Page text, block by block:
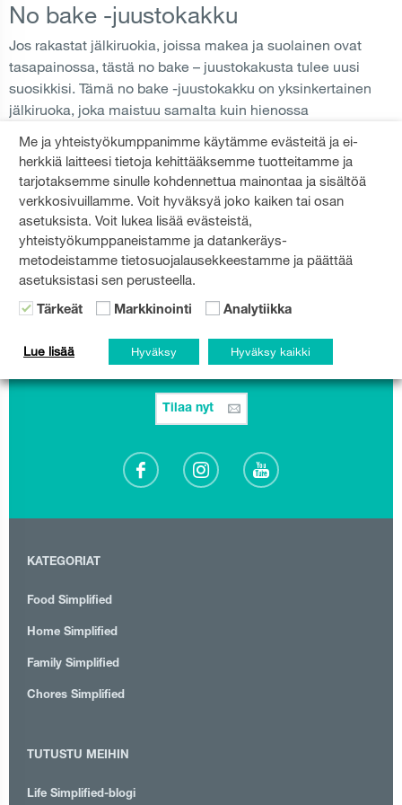
No bake -juustokakku
Jos rakastat jälkiruokia, joissa makea ja suolainen ovat
tasapainossa, tästä no bake – juustokakusta tulee uusi
suosikkisi. Tämä no bake -juustokakku on yksinkertainen
jälkiruoka, joka maistuu samalta kuin hienossa
kestäviä valmisteluja. Se...
FETA CHEESE,NO BAKE, CHEESCAKE LUE LISÄÄ
Gorenje-uutiskirje
Pysy ajan tasalla
Tilaa nyt
KATEGORIAT
Food Simplified
Home Simplified
Family Simplified
Chores Simplified
TUTUSTU MEIHIN
Life Simplified-blogi
Me ja yhteistyökumppanimme käytämme evästeitä ja ei-
herkkiä laitteesi tietoja kehittääksemme tuotteitamme ja
tarjotaksemme sinulle kohdennettua mainontaa ja sisältöä
verkkosivuillamme. Voit hyväksyä joko kaiken tai osan
asetuksista. Voit lukea lisää evästeistä,
yhteistyökumppaneistamme ja datankeräys-
metodeistamme tietosuojalausekkeestamme ja päättää
asetuksistasi sen perusteella.
Tärkeät Markkinointi Analytiikka
Lue lisää Hyväksy Hyväksy kaikki